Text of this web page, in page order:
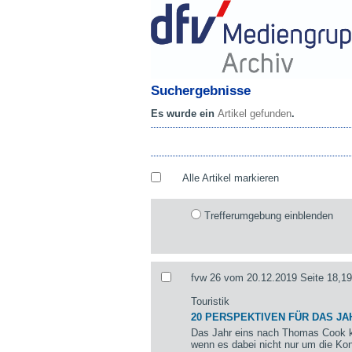
Suchergebnisse
Es wurde ein Artikel gefunden.
Alle Artikel markieren
Trefferumgebung einblenden
fvw 26 vom 20.12.2019 Seite
Touristik
20 PERSPEKTIVEN FÜR DAS
Das Jahr eins nach Thomas Cook
wenn es dabei nicht nur um die